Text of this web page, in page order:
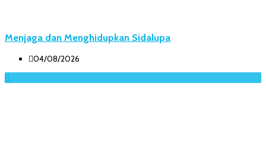
Menjaga dan Menghidupkan Sidalupa
04/08/2026